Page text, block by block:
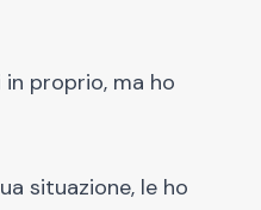
proprio, ma ho
situazione, le ho